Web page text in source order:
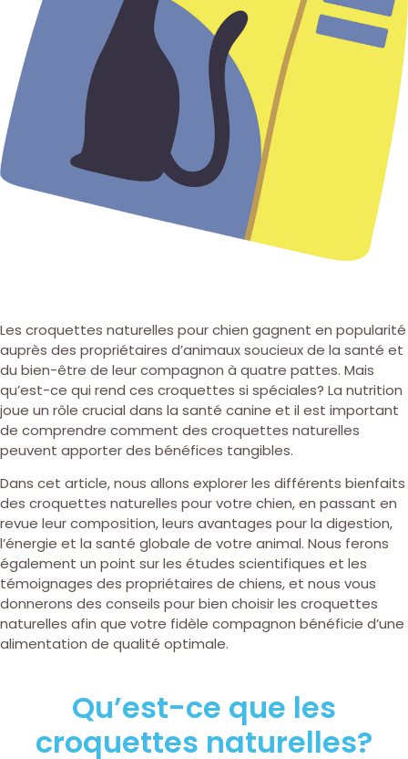
Les croquettes naturelles pour chien gagnent en popularité
auprès des propriétaires d’animaux soucieux de la santé et
du bien-être de leur compagnon à quatre pattes. Mais
qu’est-ce qui rend ces croquettes si spéciales? La nutrition
joue un rôle crucial dans la santé canine et il est important
de comprendre comment des croquettes naturelles
peuvent apporter des bénéfices tangibles.
Dans cet article, nous allons explorer les différents bienfaits
des croquettes naturelles pour votre chien, en passant en
revue leur composition, leurs avantages pour la digestion,
l’énergie et la santé globale de votre animal. Nous ferons
également un point sur les études scientifiques et les
témoignages des propriétaires de chiens, et nous vous
donnerons des conseils pour bien choisir les croquettes
naturelles afin que votre fidèle compagnon bénéficie d’une
alimentation de qualité optimale.
Qu’est-ce que les
croquettes naturelles?